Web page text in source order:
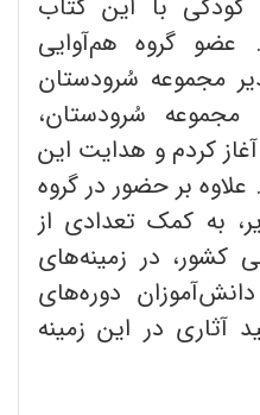
با این کتاب
عضو گروه هم‌آوایی
مجموعه سُرودستان
سُرودستان‌،
کردم و هدایت این
بر حضور در گروه
به کمک تعدادی از
کشور، در زمینه‌های
دوره‌های
آثاری در این زمینه